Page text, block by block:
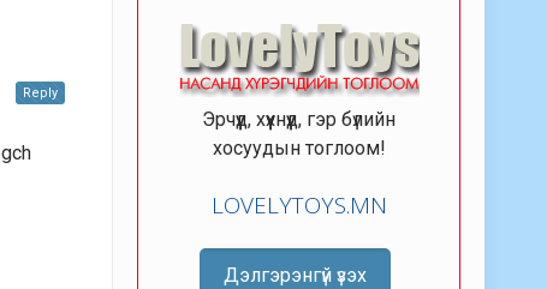
Reply
Эрчүүд, хүүхнүүд, гэр бүлийн
хосуудын тоглоом!
LOVELYTOYS.MN
Дэлгэрэнгүй үзэх